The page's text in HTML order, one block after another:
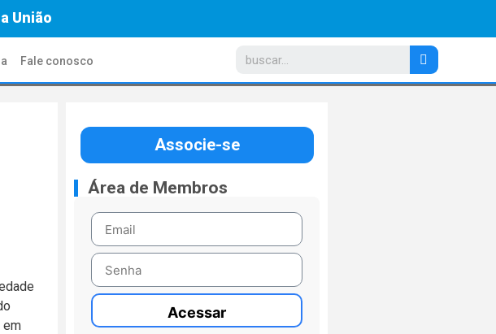
União
Fale conosco
em
Associe-se
Área de Membros
Acessar